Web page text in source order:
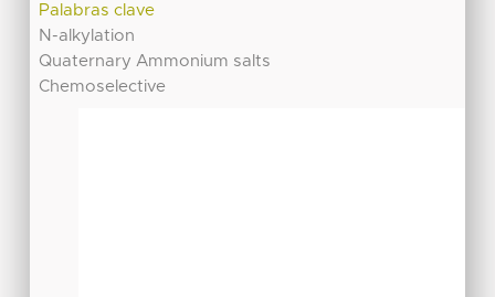
Palabras clave
N-alkylation
Quaternary Ammonium salts
Chemoselective